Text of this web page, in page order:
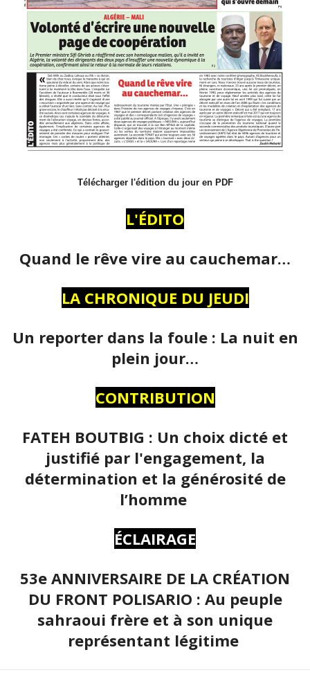
Télécharger l'édition du jour en PDF
L'ÉDITO
Quand le rêve vire au cauchemar…
LA CHRONIQUE DU JEUDI
Un reporter dans la foule : La nuit en
plein jour…
CONTRIBUTION
FATEH BOUTBIG : Un choix dicté et
justifié par l'engagement, la
détermination et la générosité de
l’homme
ÉCLAIRAGE
53e ANNIVERSAIRE DE LA CRÉATION
DU FRONT POLISARIO : Au peuple
sahraoui frère et à son unique
représentant légitime